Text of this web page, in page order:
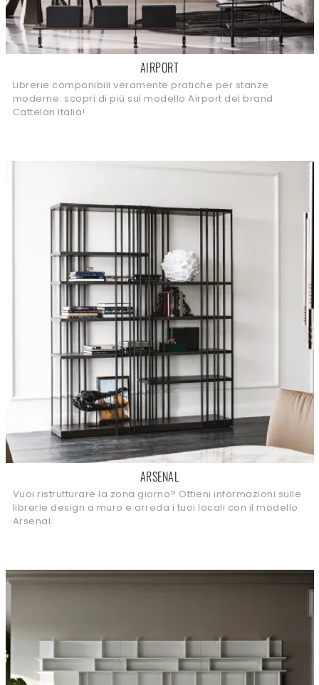
AIRPORT
Librerie componibili veramente pratiche per stanze
moderne: scopri di più sul modello Airport del brand
Cattelan Italia!
ARSENAL
Vuoi ristrutturare la zona giorno? Ottieni informazioni sulle
librerie design a muro e arreda i tuoi locali con il modello
Arsenal.